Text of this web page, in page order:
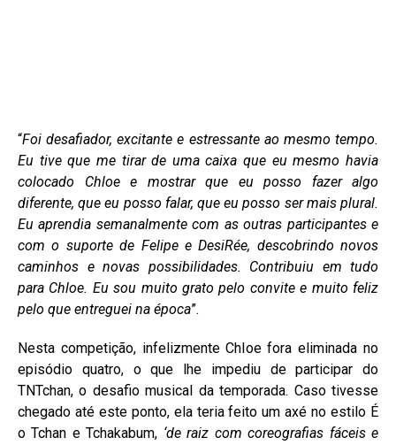
“Foi desafiador, excitante e estressante ao mesmo tempo.
Eu tive que me tirar de uma caixa que eu mesmo havia
colocado Chloe e mostrar que eu posso fazer algo
diferente, que eu posso falar, que eu posso ser mais plural.
Eu aprendia semanalmente com as outras participantes e
com o suporte de Felipe e DesiRée, descobrindo novos
caminhos e novas possibilidades. Contribuiu em tudo
para Chloe. Eu sou muito grato pelo convite e muito feliz
pelo que entreguei na época”.
Nesta competição, infelizmente Chloe fora eliminada no
episódio quatro, o que lhe impediu de participar do
TNTchan, o desafio musical da temporada. Caso tivesse
chegado até este ponto, ela teria feito um axé no estilo É
o Tchan e Tchakabum, ‘de raiz com coreografias fáceis e